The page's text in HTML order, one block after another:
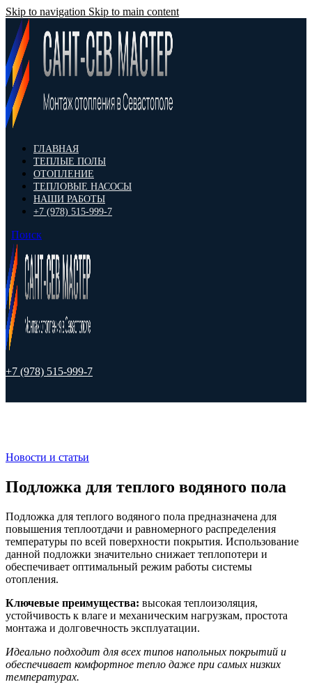
Skip to navigation Skip to main content
ГЛАВНАЯ
ТЕПЛЫЕ ПОЛЫ
ОТОПЛЕНИЕ
ТЕПЛОВЫЕ НАСОСЫ
НАШИ РАБОТЫ
+7 (978) 515-999-7
Поиск
+7 (978) 515-999-7
Новости и статьи
Подложка для теплого водяного пола
Подложка для теплого водяного пола предназначена для
повышения теплоотдачи и равномерного распределения
температуры по всей поверхности покрытия. Использование
данной подложки значительно снижает теплопотери и
обеспечивает оптимальный режим работы системы
отопления.
Ключевые преимущества: высокая теплоизоляция,
устойчивость к влаге и механическим нагрузкам, простота
монтажа и долговечность эксплуатации.
Идеально подходит для всех типов напольных покрытий и
обеспечивает комфортное тепло даже при самых низких
температурах.